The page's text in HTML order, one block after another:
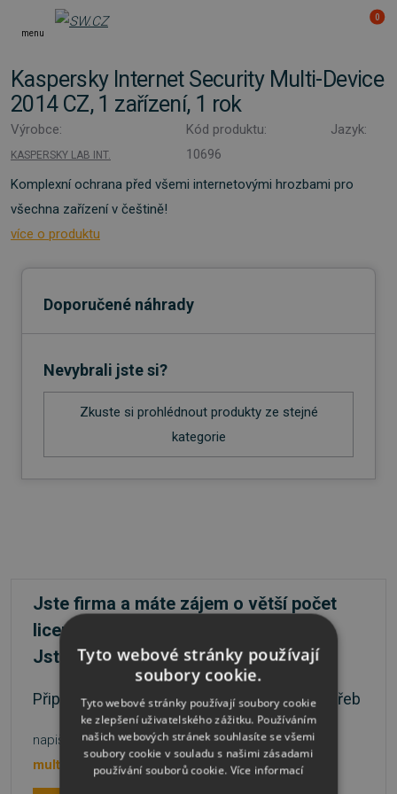
menu
0
Kaspersky Internet Security Multi-Device
2014 CZ, 1 zařízení, 1 rok
Výrobce:
KASPERSKY LAB INT.
Kód produktu:
10696
Jazyk:
Komplexní ochrana před všemi internetovými hrozbami pro
všechna zařízení v češtině!
více o produktu
Doporučené náhrady
Nevybrali jste si?
Zkuste si prohlédnout produkty ze stejné
kategorie
Jste firma a máte zájem o větší počet
licencí?
Jste škola nebo státní instituce?
Připravíme nabídku přesně podle vašich potřeb
napište na
multilicence@sw.cz
nebo volejte
481 001 003
Tyto webové stránky používají
soubory cookie.
Tyto webové stránky používají soubory cookie
ke zlepšení uživatelského zážitku. Používáním
našich webových stránek souhlasíte se všemi
soubory cookie v souladu s našimi zásadami
používání souborů cookie. Více informací